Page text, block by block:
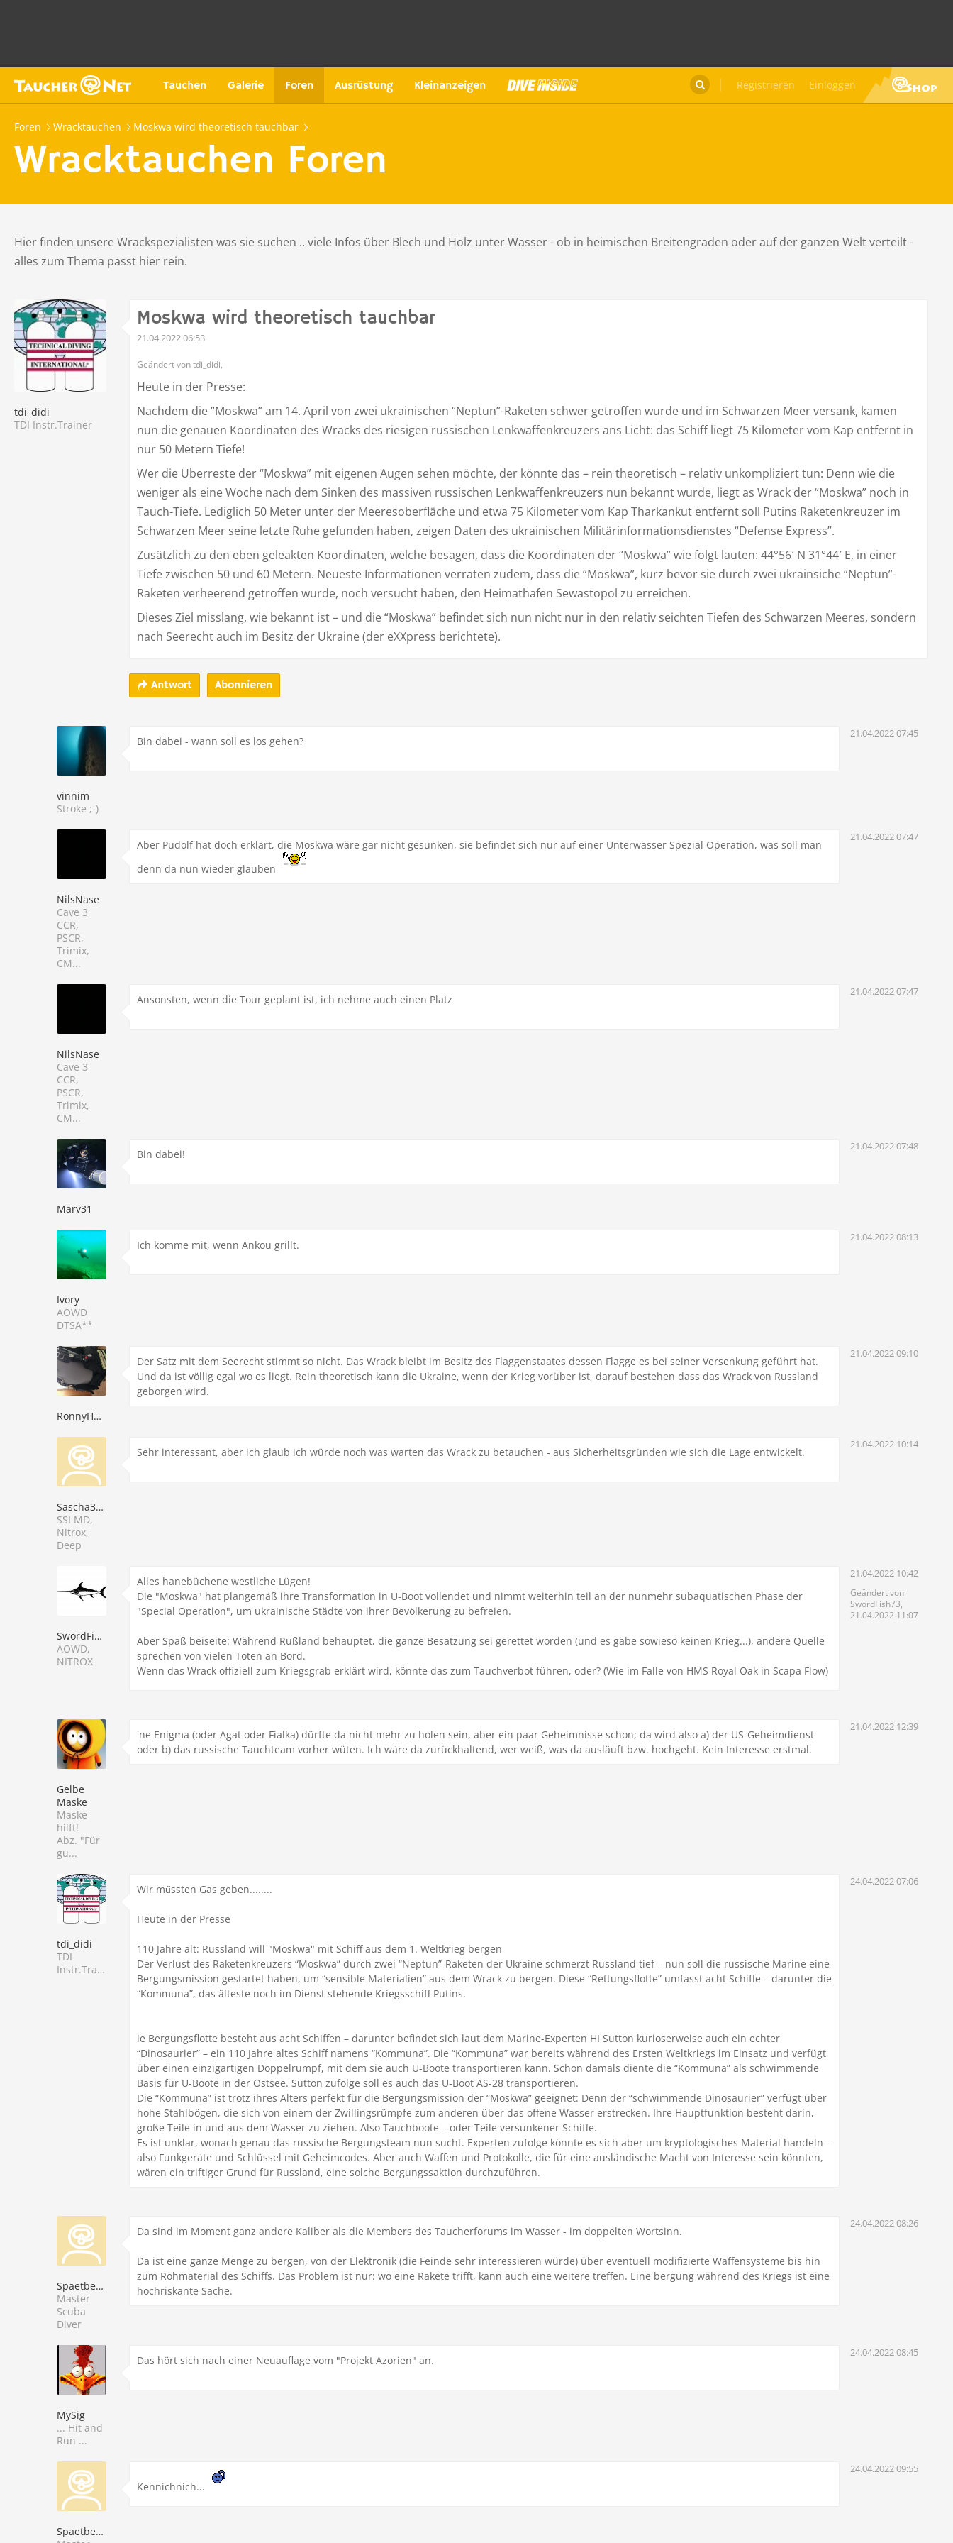
Tauchen Galerie Foren Ausrüstung Kleinanzeigen Registrieren Einloggen

Foren Wracktauchen Moskwa wird theoretisch tauchbar
Wracktauchen Foren
Hier finden unsere Wrackspezialisten was sie suchen .. viele Infos über Blech und Holz unter Wasser - ob in heimischen Breitengraden oder auf der ganzen Welt verteilt -
alles zum Thema passt hier rein.
tdi_didi
TDI Instr.Trainer
Moskwa wird theoretisch tauchbar
21.04.2022 06:53
Geändert von tdi_didi,
Heute in der Presse:
Nachdem die “Moskwa” am 14. April von zwei ukrainischen “Neptun”-Raketen schwer getroffen wurde und im Schwarzen Meer versank, kamen
nun die genauen Koordinaten des Wracks des riesigen russischen Lenkwaffenkreuzers ans Licht: das Schiff liegt 75 Kilometer vom Kap entfernt in
nur 50 Metern Tiefe!
Wer die Überreste der “Moskwa” mit eigenen Augen sehen möchte, der könnte das – rein theoretisch – relativ unkompliziert tun: Denn wie die
weniger als eine Woche nach dem Sinken des massiven russischen Lenkwaffenkreuzers nun bekannt wurde, liegt as Wrack der “Moskwa” noch in
Tauch-Tiefe. Lediglich 50 Meter unter der Meeresoberfläche und etwa 75 Kilometer vom Kap Tharkankut entfernt soll Putins Raketenkreuzer im
Schwarzen Meer seine letzte Ruhe gefunden haben, zeigen Daten des ukrainischen Militärinformationsdienstes “Defense Express”.
Zusätzlich zu den eben geleakten Koordinaten, welche besagen, dass die Koordinaten der “Moskwa” wie folgt lauten: 44°56′ N 31°44′ E, in einer
Tiefe zwischen 50 und 60 Metern. Neueste Informationen verraten zudem, dass die “Moskwa”, kurz bevor sie durch zwei ukrainsiche “Neptun”-
Raketen verheerend getroffen wurde, noch versucht haben, den Heimathafen Sewastopol zu erreichen.
Dieses Ziel misslang, wie bekannt ist – und die “Moskwa” befindet sich nun nicht nur in den relativ seichten Tiefen des Schwarzen Meeres, sondern
nach Seerecht auch im Besitz der Ukraine (der eXXpress berichtete).
Antwort Abonnieren
vinnim
Stroke ;-)
21.04.2022 07:45
Bin dabei - wann soll es los gehen?
NilsNase
Cave 3
CCR,
PSCR,
Trimix,
CM...
21.04.2022 07:47
Aber Pudolf hat doch erklärt, die Moskwa wäre gar nicht gesunken, sie befindet sich nur auf einer Unterwasser Spezial Operation, was soll man
denn da nun wieder glauben
NilsNase
Cave 3
CCR,
PSCR,
Trimix,
CM...
21.04.2022 07:47
Ansonsten, wenn die Tour geplant ist, ich nehme auch einen Platz
Marv31
21.04.2022 07:48
Bin dabei!
Ivory
AOWD
DTSA**
21.04.2022 08:13
Ich komme mit, wenn Ankou grillt.
RonnyHC63
21.04.2022 09:10
Der Satz mit dem Seerecht stimmt so nicht. Das Wrack bleibt im Besitz des Flaggenstaates dessen Flagge es bei seiner Versenkung geführt hat.
Und da ist völlig egal wo es liegt. Rein theoretisch kann die Ukraine, wenn der Krieg vorüber ist, darauf bestehen dass das Wrack von Russland
geborgen wird.
Sascha314
SSI MD,
Nitrox,
Deep
21.04.2022 10:14
Sehr interessant, aber ich glaub ich würde noch was warten das Wrack zu betauchen - aus Sicherheitsgründen wie sich die Lage entwickelt.
SwordFish73
AOWD,
NITROX
21.04.2022 10:42
Geändert von
SwordFish73,
21.04.2022 11:07
Alles hanebüchene westliche Lügen!
Die "Moskwa" hat plangemäß ihre Transformation in U-Boot vollendet und nimmt weiterhin teil an der nunmehr subaquatischen Phase der
"Special Operation", um ukrainische Städte von ihrer Bevölkerung zu befreien.
Aber Spaß beiseite: Während Rußland behauptet, die ganze Besatzung sei gerettet worden (und es gäbe sowieso keinen Krieg...), andere Quelle
sprechen von vielen Toten an Bord.
Wenn das Wrack offiziell zum Kriegsgrab erklärt wird, könnte das zum Tauchverbot führen, oder? (Wie im Falle von HMS Royal Oak in Scapa Flow)
Gelbe
Maske
Maske
hilft!
Abz. "Für
gu...
21.04.2022 12:39
'ne Enigma (oder Agat oder Fialka) dürfte da nicht mehr zu holen sein, aber ein paar Geheimnisse schon; da wird also a) der US-Geheimdienst
oder b) das russische Tauchteam vorher wüten. Ich wäre da zurückhaltend, wer weiß, was da ausläuft bzw. hochgeht. Kein Interesse erstmal.
tdi_didi
TDI
Instr.Trainer
24.04.2022 07:06
Wir műssten Gas geben........
Heute in der Presse
110 Jahre alt: Russland will "Moskwa" mit Schiff aus dem 1. Weltkrieg bergen
Der Verlust des Raketenkreuzers “Moskwa” durch zwei “Neptun”-Raketen der Ukraine schmerzt Russland tief – nun soll die russische Marine eine
Bergungsmission gestartet haben, um “sensible Materialien” aus dem Wrack zu bergen. Diese “Rettungsflotte” umfasst acht Schiffe – darunter die
“Kommuna”, das älteste noch im Dienst stehende Kriegsschiff Putins.
ie Bergungsflotte besteht aus acht Schiffen – darunter befindet sich laut dem Marine-Experten HI Sutton kurioserweise auch ein echter
“Dinosaurier” – ein 110 Jahre altes Schiff namens “Kommuna”. Die “Kommuna” war bereits während des Ersten Weltkriegs im Einsatz und verfügt
über einen einzigartigen Doppelrumpf, mit dem sie auch U-Boote transportieren kann. Schon damals diente die “Kommuna” als schwimmende
Basis für U-Boote in der Ostsee. Sutton zufolge soll es auch das U-Boot AS-28 transportieren.
Die “Kommuna” ist trotz ihres Alters perfekt für die Bergungsmission der “Moskwa” geeignet: Denn der “schwimmende Dinosaurier” verfügt über
hohe Stahlbögen, die sich von einem der Zwillingsrümpfe zum anderen über das offene Wasser erstrecken. Ihre Hauptfunktion besteht darin,
große Teile in und aus dem Wasser zu ziehen. Also Tauchboote – oder Teile versunkener Schiffe.
Es ist unklar, wonach genau das russische Bergungsteam nun sucht. Experten zufolge könnte es sich aber um kryptologisches Material handeln –
also Funkgeräte und Schlüssel mit Geheimcodes. Aber auch Waffen und Protokolle, die für eine ausländische Macht von Interesse sein könnten,
wären ein triftiger Grund für Russland, eine solche Bergungssaktion durchzuführen.
Spaetberufener
Master
Scuba
Diver
24.04.2022 08:26
Da sind im Moment ganz andere Kaliber als die Members des Taucherforums im Wasser - im doppelten Wortsinn.
Da ist eine ganze Menge zu bergen, von der Elektronik (die Feinde sehr interessieren würde) über eventuell modifizierte Waffensysteme bis hin
zum Rohmaterial des Schiffs. Das Problem ist nur: wo eine Rakete trifft, kann auch eine weitere treffen. Eine bergung während des Kriegs ist eine
hochriskante Sache.
MySig
... Hit and
Run ...
24.04.2022 08:45
Das hört sich nach einer Neuauflage vom "Projekt Azorien" an.
Spaetberufener
24.04.2022 09:55
Kennichnich...